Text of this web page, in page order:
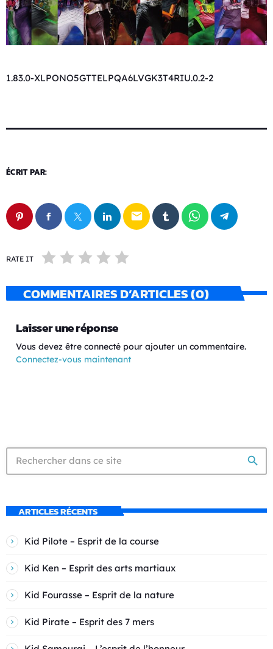
1.83.0-XLPONO5GTTELPQA6LVGK3T4RIU.0.2-2
ÉCRIT PAR:
email
RATE IT
COMMENTAIRES D’ARTICLES (0)
Laisser une réponse
Vous devez être connecté pour ajouter un commentaire.
Connectez-vous maintenant
search
ARTICLES RÉCENTS
Kid Pilote – Esprit de la course
Kid Ken – Esprit des arts martiaux
Kid Fourasse – Esprit de la nature
Kid Pirate – Esprit des 7 mers